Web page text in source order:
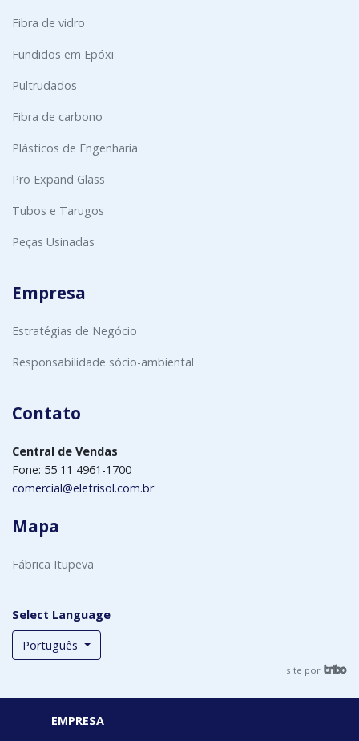
Fibra de vidro
Fundidos em Epóxi
Pultrudados
Fibra de carbono
Plásticos de Engenharia
Pro Expand Glass
Tubos e Tarugos
Peças Usinadas
Empresa
Estratégias de Negócio
Responsabilidade sócio-ambiental
Contato
Central de Vendas
Fone: 55 11 4961-1700
comercial@eletrisol.com.br
Mapa
Fábrica Itupeva
Select Language
Português
site por
EMPRESA